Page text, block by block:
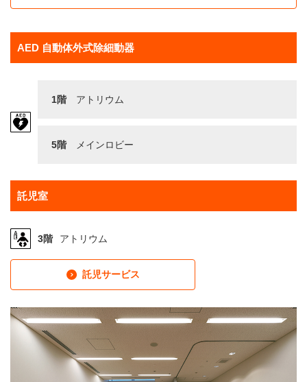
AED 自動体外式除細動器
1階 アトリウム
5階 メインロビー
託児室
3階 アトリウム
託児サービス